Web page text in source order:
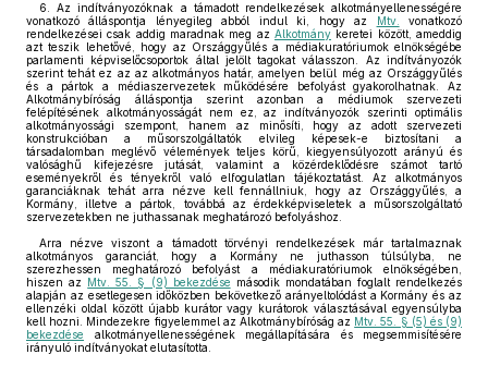
6. Az indítványozóknak a támadott rendelkezések alkotmányellenességére
vonatkozó álláspontja lényegileg abból indul ki, hogy az
Mtv.
vonatkozó
rendelkezései csak addig maradnak meg az Alkotmány keretei között, ameddig
azt teszik lehetővé, hogy az Országgyűlés a médiakuratóriumok elnökségébe
parlamenti képviselőcsoportok által jelölt tagokat válasszon. Az indítványozók
szerint tehát ez az az alkotmányos határ, amelyen belül még az Országgyűlés
és a pártok a médiaszervezetek működésére befolyást gyakorolhatnak. Az
Alkotmánybíróság álláspontja szerint azonban a médiumok szervezeti
felépítésének alkotmányosságát nem ez, az indítványozók szerinti optimális
alkotmányossági szempont, hanem az minősíti, hogy az adott szervezeti
konstrukcióban a műsorszolgáltatók elvileg képesek-e biztosítani a
társadalomban meglévő vélemények teljes körű, kiegyensúlyozott arányú és
valósághű kifejezésre jutását, valamint a közérdeklődésre számot tartó
eseményekről és tényekről való elfogulatlan tájékoztatást. Az alkotmányos
garanciáknak tehát arra nézve kell fennállniuk, hogy az Országgyűlés, a
Kormány, illetve a pártok, továbbá az érdekképviseletek a műsorszolgáltató
szervezetekben ne juthassanak meghatározó befolyáshoz.
Arra nézve viszont a támadott törvényi rendelkezések már tartalmaznak
alkotmányos garanciát, hogy a Kormány ne juthasson túlsúlyba, ne
szerezhessen meghatározó befolyást a médiakuratóriumok elnökségében,
hiszen az Mtv. 55. § (9) bekezdése második mondatában foglalt rendelkezés
alapján az esetlegesen időközben bekövetkező arányeltolódást a Kormány és az
ellenzéki oldal között újabb kurátor vagy kurátorok választásával egyensúlyba
kell hozni. Mindezekre figyelemmel az Alkotmánybíróság az Mtv. 55. § (5) és (9)
bekezdése alkotmányellenességének megállapítására és megsemmisítésére
irányuló indítványokat elutasította.